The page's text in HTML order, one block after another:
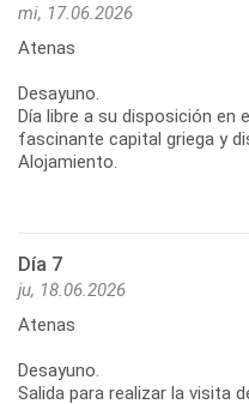
mi, 17.06.2026
Atenas
Desayuno.
Día libre a su disposición en
fascinante capital griega y
Alojamiento.
Día 7
ju, 18.06.2026
Atenas
Desayuno.
Salida para realizar la visita